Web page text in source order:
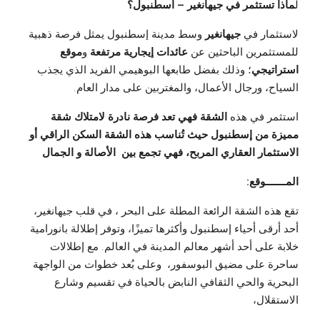
لماذا تستثمر في جيهانغير – اسطنبول؟
لاستثمار في جيهانغير وسط مدينة إسطنبول يمثل فرصة ذهبية
للمستثمرين الباحثين عن عائدات إيجارية مرتفعة وموقع
استراتيجي؛ وذلك بفضل طابعها البوهيمي الفريد الذي يجذب
السياح، ورجال الأعمال، والمغتربين على مدار العام.
استثمر في هذه الشقة فهي تعد فرصة نادرة لامتلاك شقة
مميزة من إسطنبول حيث تُناسب هذه الشقة السكن الراقي أو
الاستثمار العقاري المربح، فهي تجمع بين الأصالة و الجمال
المـــــــوقع:
تقع هذه الشقة الرائعة المطلة على البحر ، في قلب جيهانغير،
أحد أرقى أحياء إسطنبول وأكثرها تميزًا، وتوفر إطلالة بانورامية
خلابة على أحد أشهر معالم المدينة في العالم. مع إطلالات
ساحرة على مضيق البوسفور، وعلى بُعد خطوات من الواجهة
البحرية والحي الثقافي النابض بالحياة في تقسيم وشارع
الاستقلال،